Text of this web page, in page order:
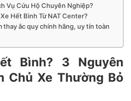
Vụ Cứu Hộ Chuyên Nghiệp?
Hết Bình Từ NAT Center?
thay ắc quy chính hãng, uy tín toàn
Bình? 3 Nguyên
Chủ Xe Thường Bỏ